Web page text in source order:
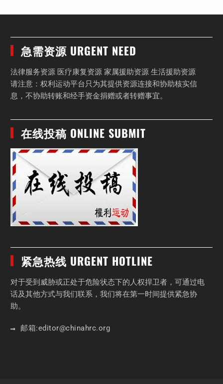
急需资源 URGENT NEED
法律服务资源 医疗康复资源 家属援助资源 生活援助资源
请注意：权利运动平台只为其提供资源连接和协助核实信
息，不协助转账和经手资金捐赠或者转赠事宜。
在线投稿 ONLINE SUBMIT
紧急热线 URGENT HOTLINE
对于受到威胁或正处于危险状态下的人权捍卫者，可通过电
话及其他方式与我们联系，我们将在第一时间提供紧急协
助。
邮箱:editor@chinahrc.org